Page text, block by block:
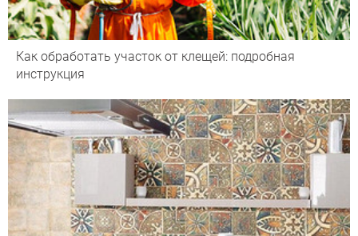
Как обработать участок от клещей: подробная
инструкция